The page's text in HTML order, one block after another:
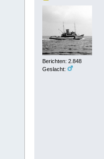
Berichten: 2.848
Geslacht: